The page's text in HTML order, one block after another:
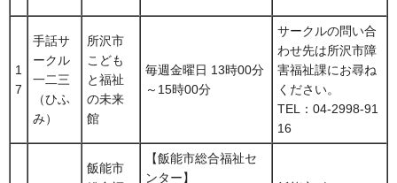
1
7
手話サ
ークル
一二三
（ひふ
み）
所沢市
こども
と福祉
の未来
館
毎週金曜日 13時00分
～15時00分
サークルの問い合
わせ先は所沢市障
害福祉課にお尋ね
ください。
TEL：04-2998-91
16
飯能市
【飯能市総合福祉セ
ンター】